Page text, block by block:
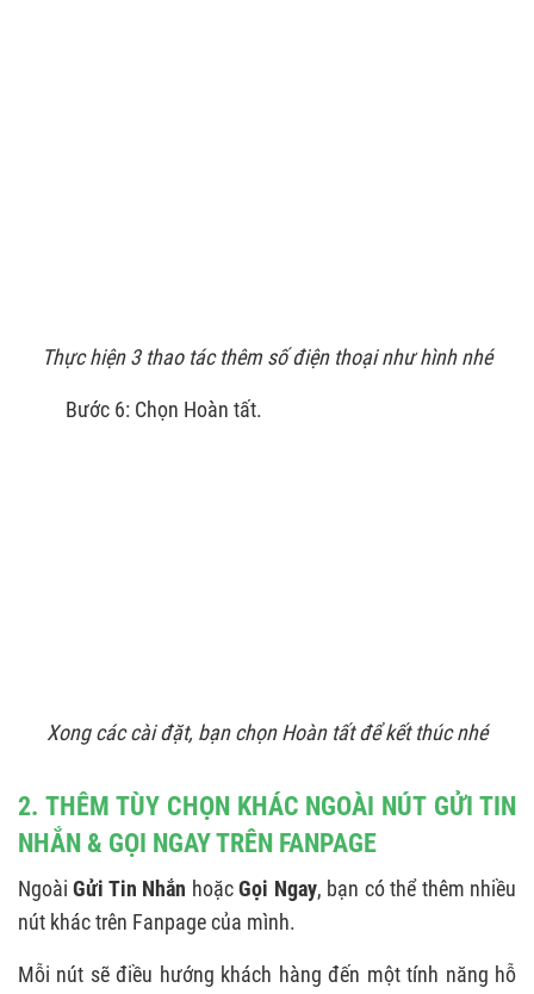
Thực hiện 3 thao tác thêm số điện thoại như hình nhé
Bước 6: Chọn Hoàn tất.
Xong các cài đặt, bạn chọn Hoàn tất để kết thúc nhé
2. THÊM TÙY CHỌN KHÁC NGOÀI NÚT GỬI TIN
NHẮN & GỌI NGAY TRÊN FANPAGE
NgoàiGửi Tin Nhắn hoặcGọi Ngay, bạn có thể thêm nhiều
nút khác trên Fanpage của mình.
Mỗi nút sẽ điều hướng khách hàng đến một tính năng hỗ